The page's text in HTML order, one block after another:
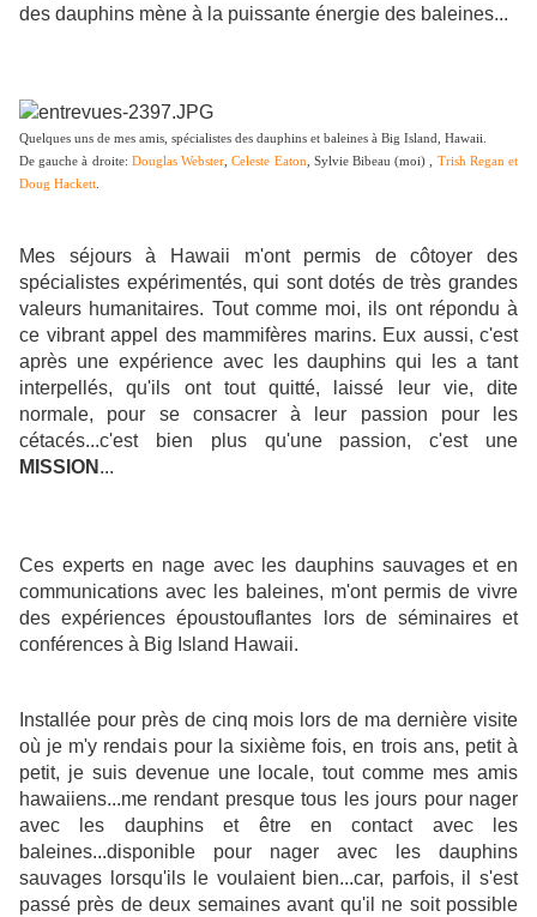
des dauphins mène à la puissante énergie des baleines...
Quelques uns de mes amis, spécialistes des dauphins et baleines à Big Island, Hawaii.
De gauche à droite: Douglas Webster ,Celeste Eaton , Sylvie Bibeau (moi) , Trish Regan et
Doug Hackett
Mes séjours à Hawaii m'ont permis de côtoyer des
spécialistes expérimentés, qui sont dotés de très grandes
valeurs humanitaires. Tout comme moi, ils ont répondu à
ce vibrant appel des mammifères marins. Eux aussi, c'est
après une expérience avec les dauphins qui les a tant
interpellés, qu'ils ont tout quitté, laissé leur vie, dite
normale, pour se consacrer à leur passion pour les
cétacés...c'est bien plus qu'une passion, c'est une
MISSION ...
Ces experts en nage avec les dauphins sauvages et en
communications avec les baleines, m'ont permis de vivre
des expériences époustouflantes lors de séminaires et
conférences à Big Island Hawaii.
Installée pour près de cinq mois lors de ma dernière visite
où je m'y rendais pour la sixième fois, en trois ans, petit à
petit, je suis devenue une locale, tout comme mes amis
hawaiiens...me rendant presque tous les jours pour nager
avec les dauphins et être en contact avec les
baleines...disponible pour nager avec les dauphins
sauvages lorsqu'ils le voulaient bien...car, parfois, il s'est
passé près de deux semaines avant qu'il ne soit possible